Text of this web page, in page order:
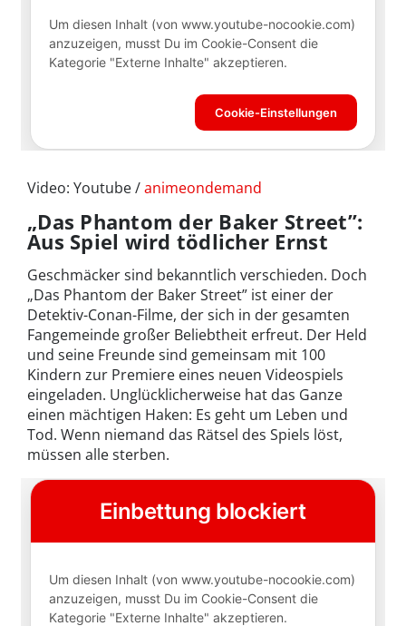
Video: Youtube /animeondemand
„Das Phantom der Baker Street”:
Aus Spiel wird tödlicher Ernst
Geschmäcker sind bekanntlich verschieden. Doch
„Das Phantom der Baker Street” ist einer der
Detektiv-Conan-Filme, der sich in der gesamten
Fangemeinde großer Beliebtheit erfreut. Der Held
und seine Freunde sind gemeinsam mit 100
Kindern zur Premiere eines neuen Videospiels
eingeladen. Unglücklicherweise hat das Ganze
einen mächtigen Haken: Es geht um Leben und
Tod. Wenn niemand das Rätsel des Spiels löst,
müssen alle sterben.